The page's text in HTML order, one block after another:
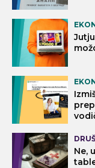
Ne,